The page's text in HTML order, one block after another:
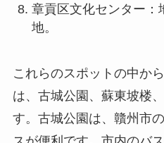
章貢区文化センター：
地。
これらのスポットの中か
は、古城公園、蘇東坡楼
す。古城公園は、贛州市
スが便利です。市内のバ